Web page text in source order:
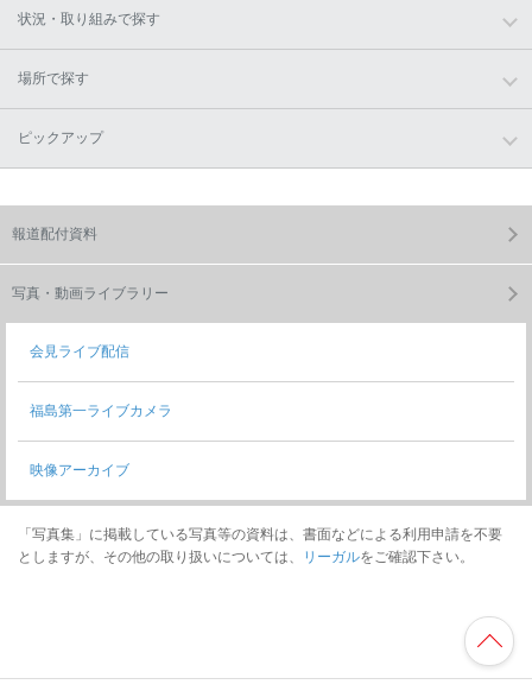
状況・取り組みで探す
場所で探す
ピックアップ
報道配付資料
写真・動画ライブラリー
会見ライブ配信
福島第一ライブカメラ
映像アーカイブ
「写真集」に掲載している写真等の資料は、書面などによる利用申請を不要
としますが、その他の取り扱いについては、
リーガルをご確認下さい。